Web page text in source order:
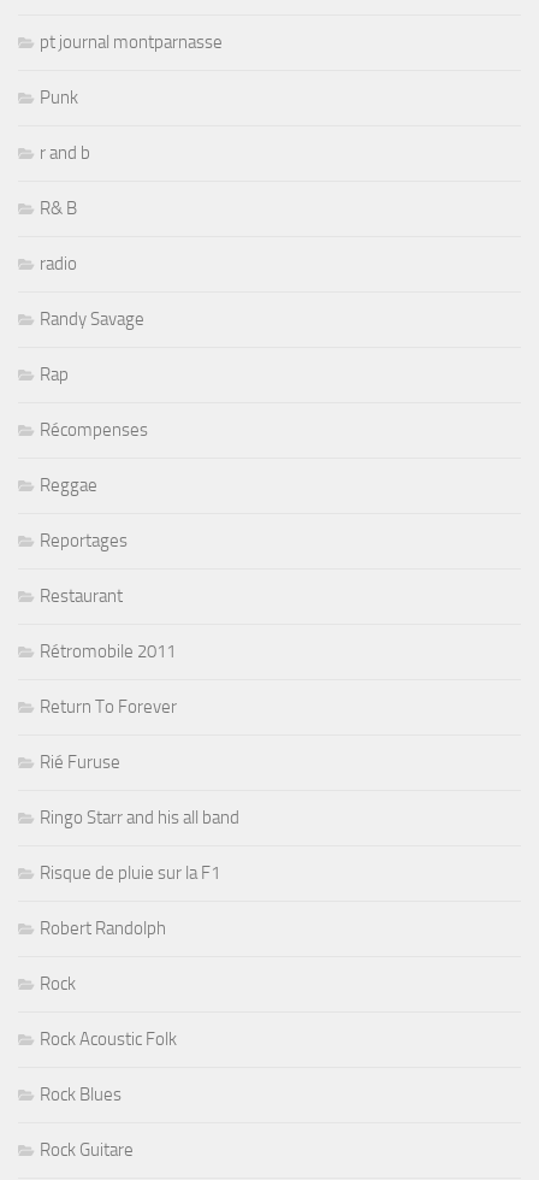
pt journal montparnasse
Punk
r and b
R& B
radio
Randy Savage
Rap
Récompenses
Reggae
Reportages
Restaurant
Rétromobile 2011
Return To Forever
Rié Furuse
Ringo Starr and his all band
Risque de pluie sur la F1
Robert Randolph
Rock
Rock Acoustic Folk
Rock Blues
Rock Guitare